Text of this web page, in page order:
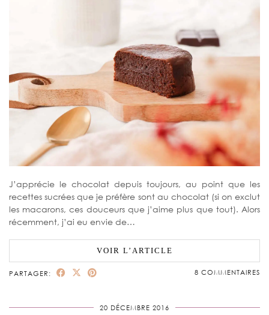
J’apprécie le chocolat depuis toujours, au point que les
recettes sucrées que je préfère sont au chocolat (si on exclut
les macarons, ces douceurs que j’aime plus que tout). Alors
récemment, j’ai eu envie de…
VOIR L’ARTICLE
PARTAGER: 8 COMMENTAIRES
20 DÉCEMBRE 2016